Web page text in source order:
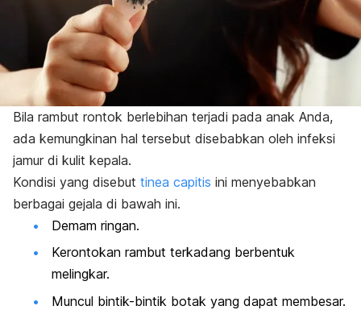
Bila rambut rontok berlebihan terjadi pada anak Anda,
ada kemungkinan hal tersebut disebabkan oleh infeksi
jamur di kulit kepala.
Kondisi yang disebut tinea capitis ini menyebabkan
berbagai gejala di bawah ini.
Demam ringan.
Kerontokan rambut terkadang berbentuk
melingkar.
Muncul bintik-bintik botak yang dapat membesar.